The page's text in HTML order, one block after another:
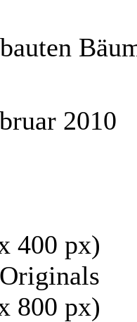
2010
400 px)
800 px)